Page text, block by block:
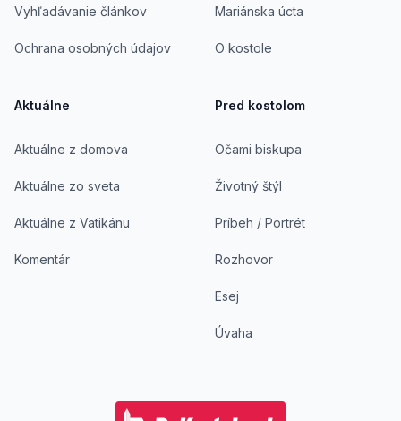
Vyhľadávanie článkov
Ochrana osobných údajov
Aktuálne
Aktuálne z domova
Aktuálne zo sveta
Aktuálne z Vatikánu
Komentár
Mariánska úcta
O kostole
Pred kostolom
Očami biskupa
Životný štýl
Príbeh / Portrét
Rozhovor
Esej
Úvaha